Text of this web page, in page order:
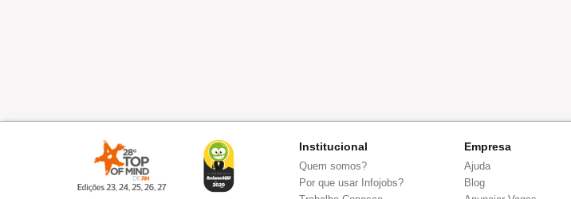
Institucional
Quem somos?
Por que usar Infojobs?
Empresa
Ajuda
Blog